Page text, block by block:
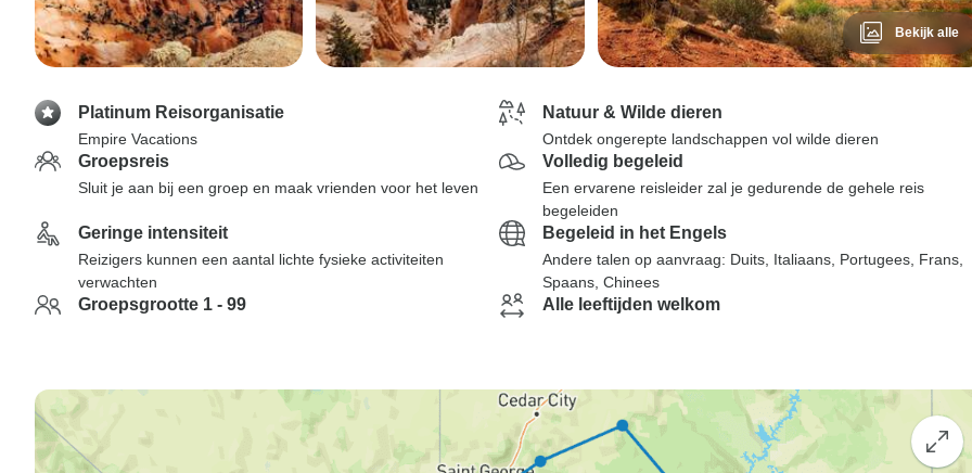
Bekijk alle
Platinum Reisorganisatie
Empire Vacations
Natuur & Wilde dieren
Ontdek ongerepte landschappen vol wilde dieren
Groepsreis
Sluit je aan bij een groep en maak vrienden voor het leven
Volledig begeleid
Een ervarene reisleider zal je gedurende de gehele reis
begeleiden
Geringe intensiteit
Reizigers kunnen een aantal lichte fysieke activiteiten
verwachten
Begeleid in het Engels
Andere talen op aanvraag: Duits, Italiaans, Portugees, Frans,
Spaans, Chinees
Groepsgrootte 1 - 99 Alle leeftijden welkom